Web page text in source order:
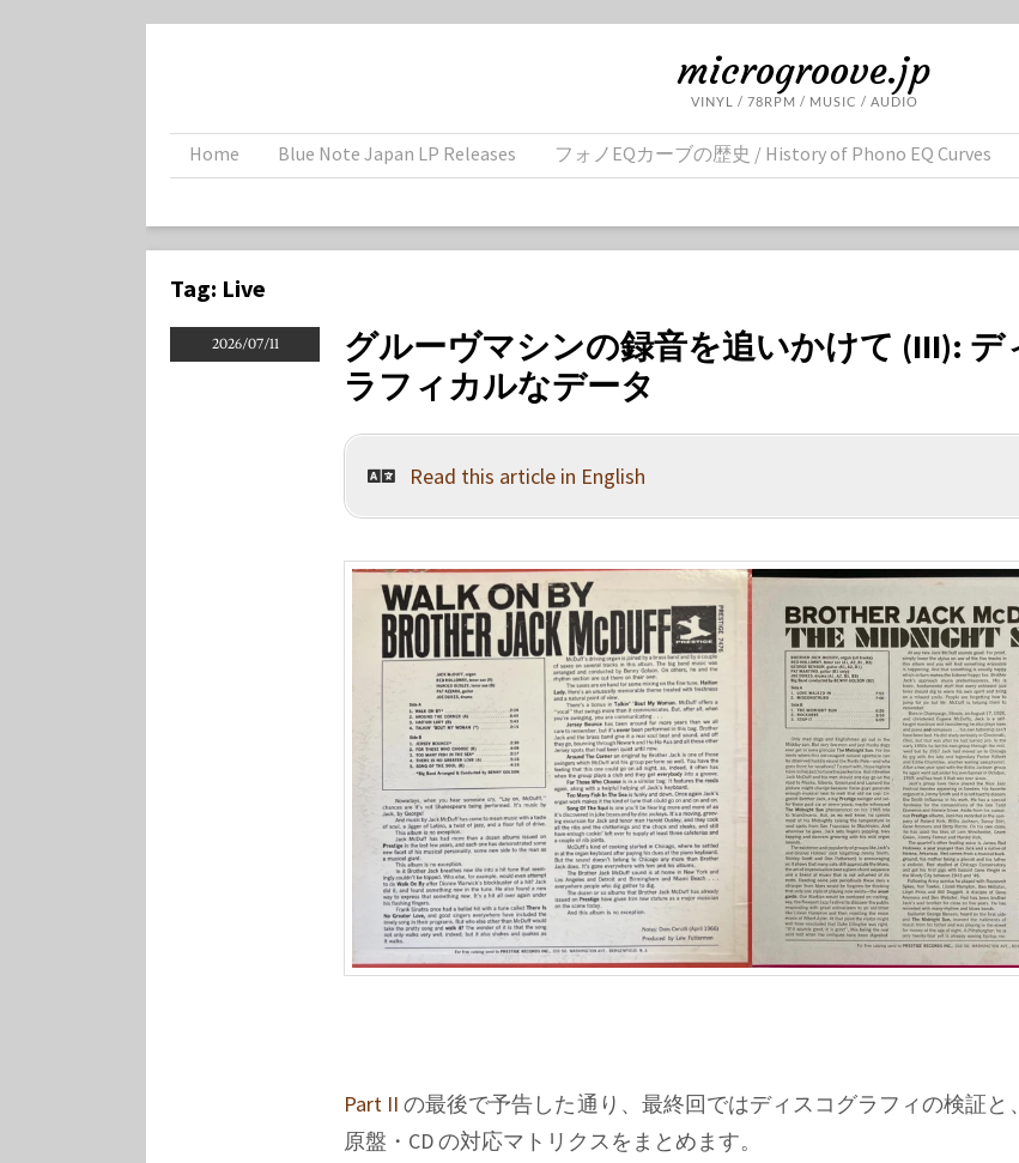
microgroove.jp
VINYL / 78RPM / MUSIC / AUDIO
Home Blue Note Japan LP Releases フォノEQカーブの歴史 / History of Phono EQ Curves
Tag: Live
2026/07/11
グルーヴマシンの録音を追いかけて (III): デ
ラフィカルなデータ
Read this article in English
Part II の最後で予告した通り、最終回ではディスコグラフィの検証と
原盤・CD の対応マトリクスをまとめます。